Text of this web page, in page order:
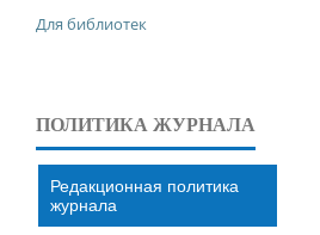
Для библиотек
ПОЛИТИКА ЖУРНАЛА
Редакционная политика
журнала